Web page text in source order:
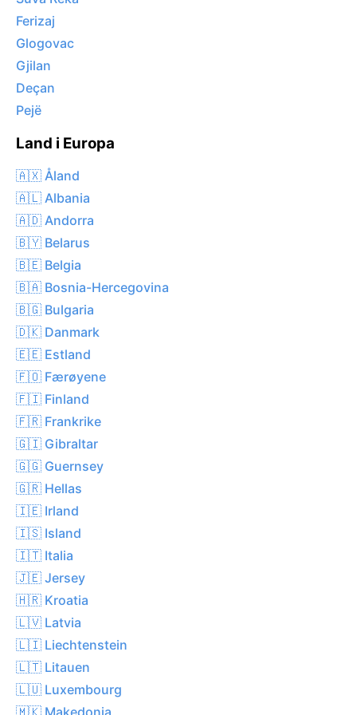
Ferizaj
Glogovac
Gjilan
Deçan
Pejë
Land i Europa
🇦🇽 Åland
🇦🇱 Albania
🇦🇩 Andorra
🇧🇾 Belarus
🇧🇪 Belgia
🇧🇦 Bosnia-Hercegovina
🇧🇬 Bulgaria
🇩🇰 Danmark
🇪🇪 Estland
🇫🇴 Færøyene
🇫🇮 Finland
🇫🇷 Frankrike
🇬🇮 Gibraltar
🇬🇬 Guernsey
🇬🇷 Hellas
🇮🇪 Irland
🇮🇸 Island
🇮🇹 Italia
🇯🇪 Jersey
🇭🇷 Kroatia
🇱🇻 Latvia
🇱🇮 Liechtenstein
🇱🇹 Litauen
🇱🇺 Luxembourg
🇲🇰 Makedonia